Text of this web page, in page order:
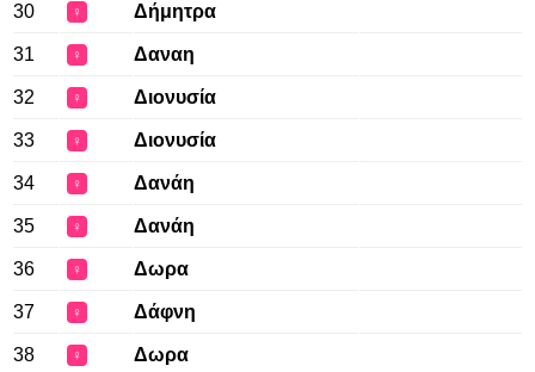
30 ♀ Δήμητρα
31 ♀ Δαναη
32 ♀ Διονυσία
33 ♀ Διονυσία
34 ♀ Δανάη
35 ♀ Δανάη
36 ♀ Δωρα
37 ♀ Δάφνη
38 ♀ Δωρα